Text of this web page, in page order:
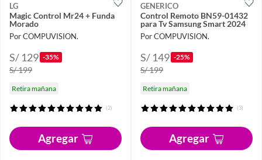
LG
Magic Control Mr24 + Funda
Morado
Por COMPUVISION.
S/ 129 -35%
S/ 199
Retira mañana
(2)
Agregar
GENERICO
Control Remoto BN59-01432
para Tv Samsung Smart 2024
Por COMPUVISION.
S/ 149 -25%
S/ 199
Retira mañana
(3)
Agregar